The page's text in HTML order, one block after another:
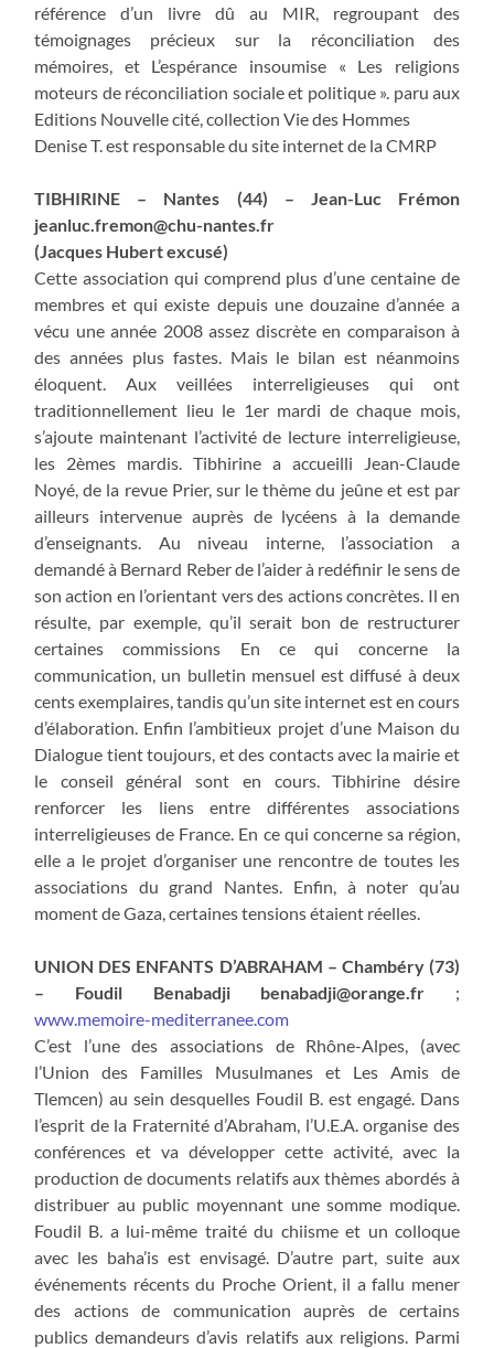
référence d’un livre dû au MIR, regroupant des
témoignages précieux sur la réconciliation des
mémoires, et L’espérance insoumise « Les religions
moteurs de réconciliation sociale et politique ». paru aux
Editions Nouvelle cité, collection Vie des Hommes
Denise T. est responsable du site internet de la CMRP
TIBHIRINE – Nantes (44) – Jean-Luc Frémon
jeanluc.fremon@chu-nantes.fr
(Jacques Hubert excusé)
Cette association qui comprend plus d’une centaine de
membres et qui existe depuis une douzaine d’année a
vécu une année 2008 assez discrète en comparaison à
des années plus fastes. Mais le bilan est néanmoins
éloquent. Aux veillées interreligieuses qui ont
traditionnellement lieu le 1er mardi de chaque mois,
s’ajoute maintenant l’activité de lecture interreligieuse,
les 2èmes mardis. Tibhirine a accueilli Jean-Claude
Noyé, de la revue Prier, sur le thème du jeûne et est par
ailleurs intervenue auprès de lycéens à la demande
d’enseignants. Au niveau interne, l’association a
demandé à Bernard Reber de l’aider à redéfinir le sens de
son action en l’orientant vers des actions concrètes. Il en
résulte, par exemple, qu’il serait bon de restructurer
certaines commissions En ce qui concerne la
communication, un bulletin mensuel est diffusé à deux
cents exemplaires, tandis qu’un site internet est en cours
d’élaboration. Enfin l’ambitieux projet d’une Maison du
Dialogue tient toujours, et des contacts avec la mairie et
le conseil général sont en cours. Tibhirine désire
renforcer les liens entre différentes associations
interreligieuses de France. En ce qui concerne sa région,
elle a le projet d’organiser une rencontre de toutes les
associations du grand Nantes. Enfin, à noter qu’au
moment de Gaza, certaines tensions étaient réelles.
UNION DES ENFANTS D’ABRAHAM – Chambéry (73)
– Foudil Benabadji benabadji@orange.fr
;
www.memoire-mediterranee.com
C’est l’une des associations de Rhône-Alpes, (avec
l’Union des Familles Musulmanes et Les Amis de
Tlemcen) au sein desquelles Foudil B. est engagé. Dans
l’esprit de la Fraternité d’Abraham, l’U.E.A. organise des
conférences et va développer cette activité, avec la
production de documents relatifs aux thèmes abordés à
distribuer au public moyennant une somme modique.
Foudil B. a lui-même traité du chiisme et un colloque
avec les baha’is est envisagé. D’autre part, suite aux
événements récents du Proche Orient, il a fallu mener
des actions de communication auprès de certains
publics demandeurs d’avis relatifs aux religions. Parmi